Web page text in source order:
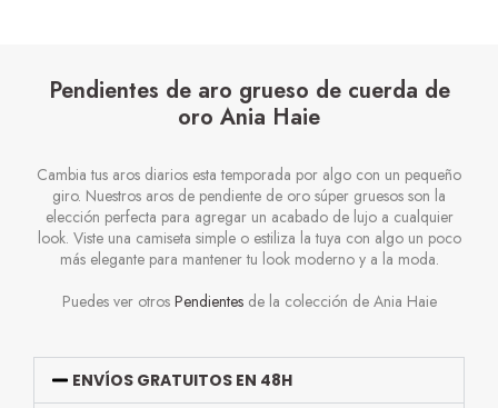
Pendientes de aro grueso de cuerda de
oro Ania Haie
Cambia tus aros diarios esta temporada por algo con un pequeño
giro. Nuestros aros de pendiente de oro súper gruesos son la
elección perfecta para agregar un acabado de lujo a cualquier
look. Viste una camiseta simple o estiliza la tuya con algo un poco
más elegante para mantener tu look moderno y a la moda.
Puedes ver otros Pendientesde la colección de Ania Haie
ENVÍOS GRATUITOS EN 48H